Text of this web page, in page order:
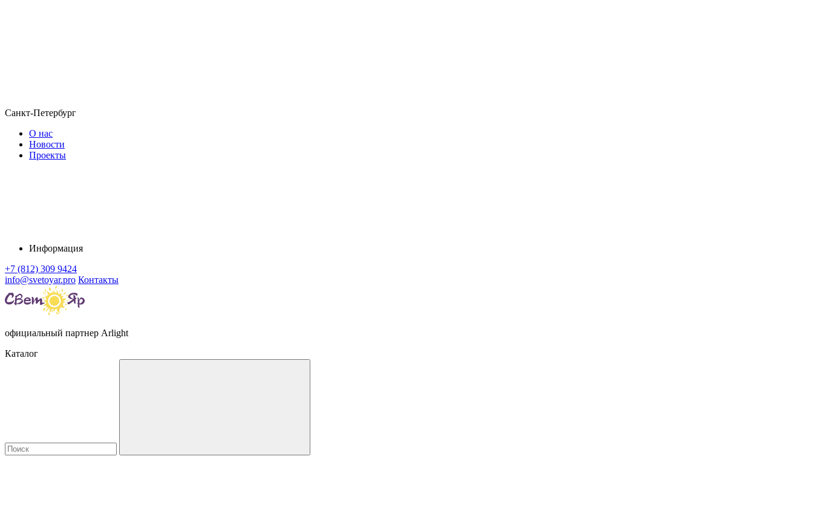
Санкт-Петербург
О нас
Новости
Проекты
Информация
+7 (812) 309 9424
info@svetoyar.pro Контакты
официальный партнер Arlight
Каталог